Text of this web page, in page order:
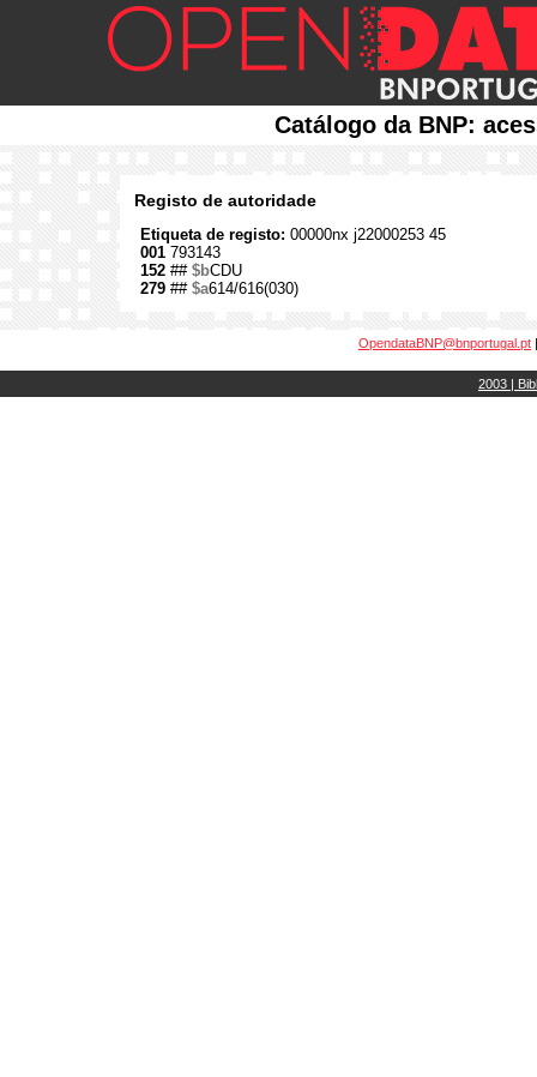
Catálogo da BNP:
Registo de autoridade
Etiqueta de registo: 00000nx j22000253 45
001 793143
152 ## $bCDU
279 ## $a614/616(030)
OpendataBNP@bnportugal.pt
2003 |